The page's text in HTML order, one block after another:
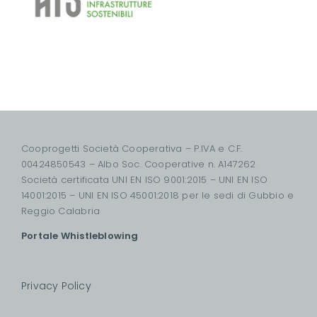
Cooprogetti Società Cooperativa – P.IVA e C.F.
00424850543 – Albo Soc. Cooperative n. A147262
Società certificata UNI EN ISO 9001:2015 – UNI EN ISO
14001:2015 – UNI EN ISO 45001:2018 per le sedi di Gubbio e
Reggio Calabria
Portale Whistleblowing
Privacy Policy